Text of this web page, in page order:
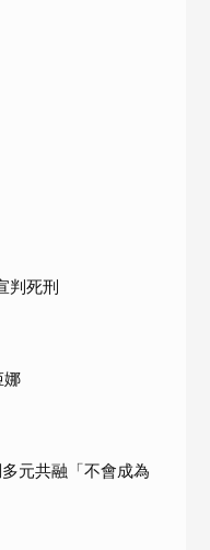
判死刑
娜
元共融「不會成為